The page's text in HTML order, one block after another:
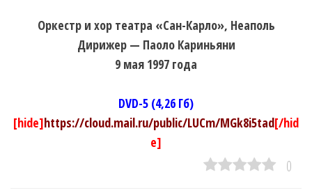
Оркестр и хор театра «Сан-Карло», Неаполь
Дирижер — Паоло Кариньяни
9 мая 1997 года
DVD-5 (4,26 Гб)
[hide]https://cloud.mail.ru/public/LUCm/MGk8i5tad[/hid
e]
0